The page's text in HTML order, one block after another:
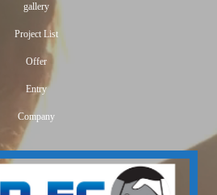
gallery
Project List
Offer
Entry
Company